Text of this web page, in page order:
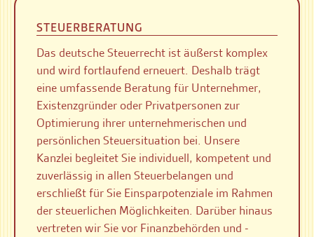
STEUERBERATUNG
Das deutsche Steuerrecht ist äußerst komplex
und wird fortlaufend erneuert. Deshalb trägt
eine umfassende Beratung für Unternehmer,
Existenzgründer oder Privatpersonen zur
Optimierung ihrer unternehmerischen und
persönlichen Steuersituation bei. Unsere
Kanzlei begleitet Sie individuell, kompetent und
zuverlässig in allen Steuerbelangen und
erschließt für Sie Einsparpotenziale im Rahmen
der steuerlichen Möglichkeiten. Darüber hinaus
vertreten wir Sie vor Finanzbehörden und -